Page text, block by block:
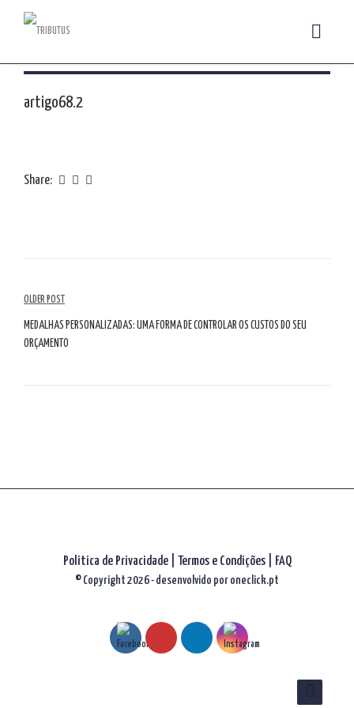
artigo68.2
Share:
Navegação
de
OLDER POST
MEDALHAS PERSONALIZADAS: UMA FORMA DE CONTROLAR OS CUSTOS DO SEU
ORÇAMENTO
Politica de Privacidade| Termos e Condições FAQ
© Copyright 2026 - desenvolvido por oneclick.pt